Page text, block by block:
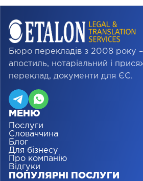
Бюро перекладів з 2008 року –
апостиль, нотаріальний і
переклад, документи для ЄС.
МЕНЮ
Послуги
Словаччина
Блог
Для бізнесу
Про компанію
Відгуки
ПОПУЛЯРНІ ПОСЛУГИ